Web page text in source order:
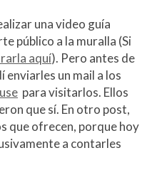
una video guía
público a la muralla (Si
aquí). Pero antes de
un mail a los
para visitarlos. Ellos
que sí. En otro post,
que ofrecen, porque hoy
a contarles